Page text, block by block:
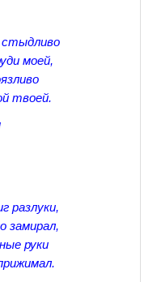
районе
моей,
твоей.
разлуки,
замирал,
руки